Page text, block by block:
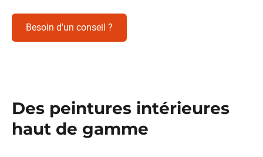
Besoin d'un conseil ?
Des peintures intérieures
haut de gamme